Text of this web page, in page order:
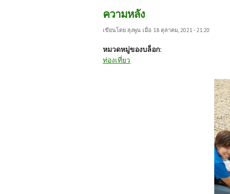
ความหลัง
เขียนโดย ลุงพูน เมื่อ 18 ตุลาคม, 2021 - 21:20
หมวดหมู่ของบล็อก:
ท่องเที่ยว